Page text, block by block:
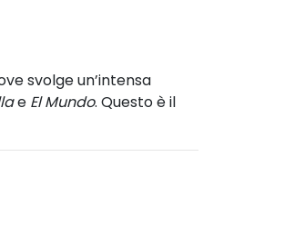
svolge un’intensa
e El Mundo. Questo è il